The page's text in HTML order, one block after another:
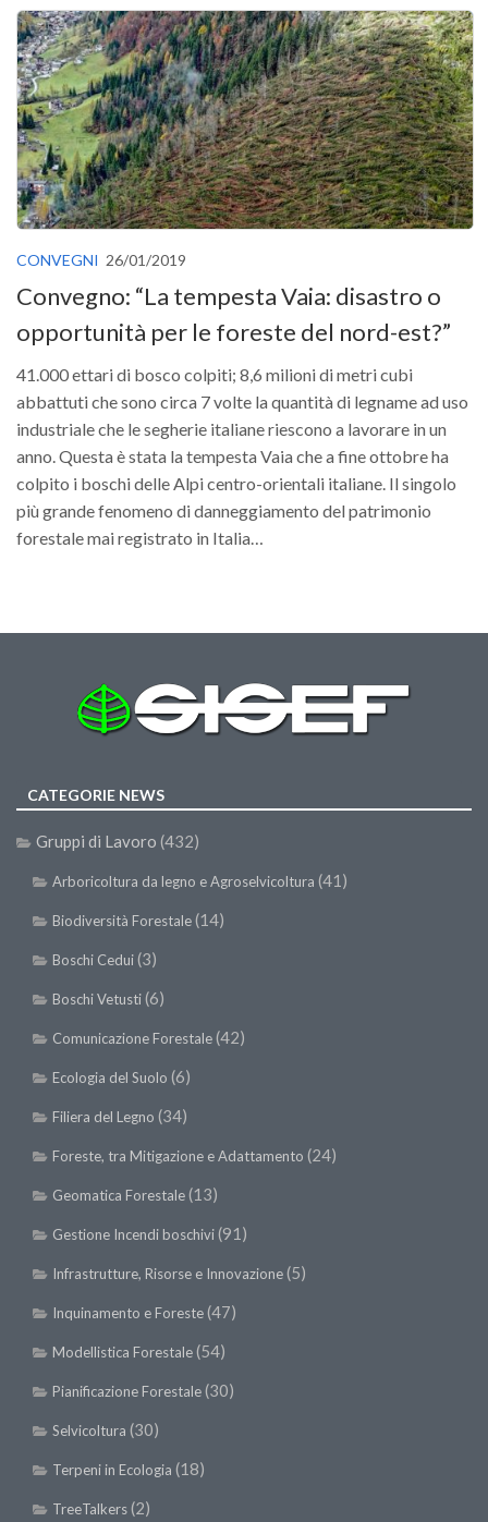
Versamento Quote di Iscrizione
Gruppi di Lavoro
Lista dei Gruppi di Lavoro SISEF
GdL Inquinamento e Foreste
GdL Terpeni in Ecologia
GdL Biodiversità Forestale
GdL Modellistica Forestale
GdL Selvicoltura
GdL Ecologia del Suolo
GdL Pianificazione Forestale
GdL Filiera del legno
GdL Gestione Incendi Boschivi
GdL Infrastrutture, Risorse, Innovazione
GdL “TreeTalkers”
GdL Boschi Cedui
Ricevi la SISEF Newsletter
Avvisi
Borse di Studio
Call for Papers
Call for Proposals
Comunicati
Congressi
Rassegne
Reports
Simposii
Congressi
Pagina Congressi
Premi SISEF
XV Congresso (Sassari 2026)
CONVEGNI 26/01/2019
Convegno: “La tempesta Vaia: disastro o
opportunità per le foreste del nord-est?”
41.000 ettari di bosco colpiti; 8,6 milioni di metri cubi
abbattuti che sono circa 7 volte la quantità di legname ad uso
industriale che le segherie italiane riescono a lavorare in un
anno. Questa è stata la tempesta Vaia che a fine ottobre ha
colpito i boschi delle Alpi centro-orientali italiane. Il singolo
più grande fenomeno di danneggiamento del patrimonio
forestale mai registrato in Italia…
CATEGORIE NEWS
Gruppi di Lavoro (432)
Arboricoltura da legno e Agroselvicoltura (41)
Biodiversità Forestale(14)
Boschi Cedui(3)
Boschi Vetusti(6)
Comunicazione Forestale(42)
Ecologia del Suolo (6)
Filiera del Legno (34)
Foreste, tra Mitigazione e Adattamento (24)
Geomatica Forestale(13)
Gestione Incendi boschivi(91)
Infrastrutture, Risorse e Innovazione(5)
Inquinamento e Foreste(47)
Modellistica Forestale(54)
Pianificazione Forestale(30)
Selvicoltura (30)
Terpeni in Ecologia (18)
TreeTalkers(2)